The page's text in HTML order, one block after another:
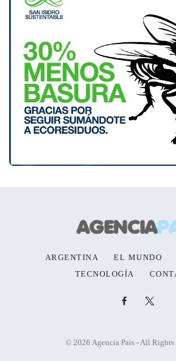
ARGENTINA EL MUNDO
TECNOLOGÍA
© 2026 Agencia País - All Rights